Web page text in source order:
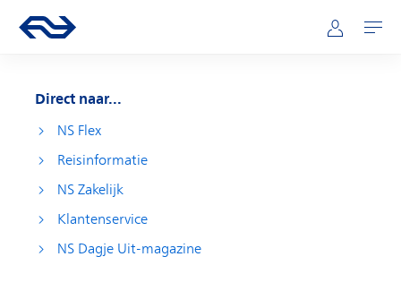
Hoofdnavigatie
Ga naar de homepage van ns.nl Mijn NS
Openen
Direct naar...
NS Flex
Reisinformatie
NS Zakelijk
Klantenservice
NS Dagje Uit-magazine